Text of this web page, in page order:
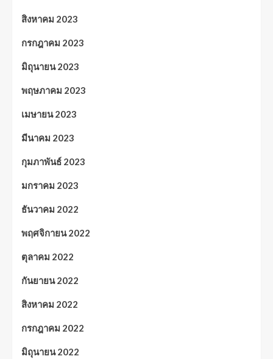
สิงหาคม 2023
กรกฎาคม 2023
มิถุนายน 2023
พฤษภาคม 2023
เมษายน 2023
มีนาคม 2023
กุมภาพันธ์ 2023
มกราคม 2023
ธันวาคม 2022
พฤศจิกายน 2022
ตุลาคม 2022
กันยายน 2022
สิงหาคม 2022
กรกฎาคม 2022
มิถุนายน 2022